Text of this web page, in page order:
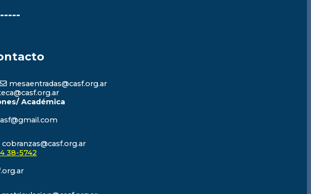
mesaentradas@casf.org.ar
Académica
cobranzas@casf.org.ar
38-5742